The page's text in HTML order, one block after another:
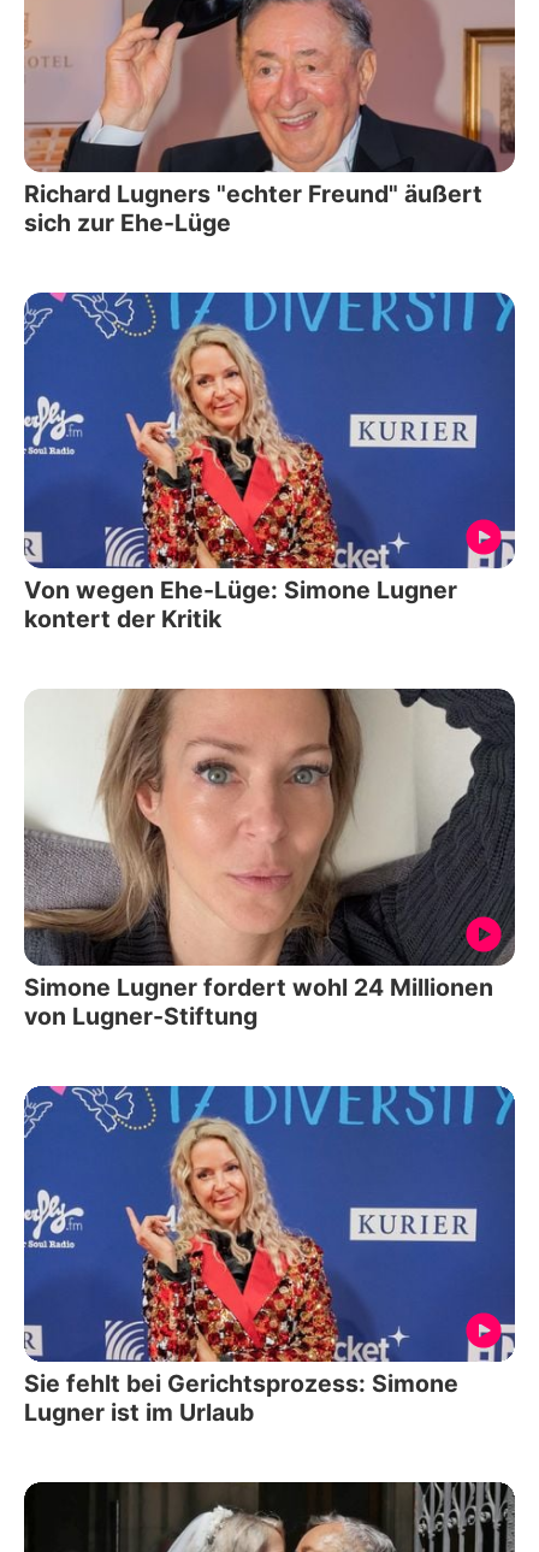
Richard Lugners "echter Freund" äußert
sich zur Ehe-Lüge
Von wegen Ehe-Lüge: Simone Lugner
kontert der Kritik
Simone Lugner fordert wohl 24 Millionen
von Lugner-Stiftung
Sie fehlt bei Gerichtsprozess: Simone
Lugner ist im Urlaub